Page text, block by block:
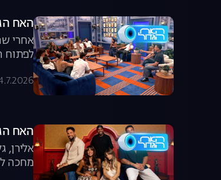
האח הגדול,
אחרי
לפתוח
האח הגדול,
אלירן,
מחכה